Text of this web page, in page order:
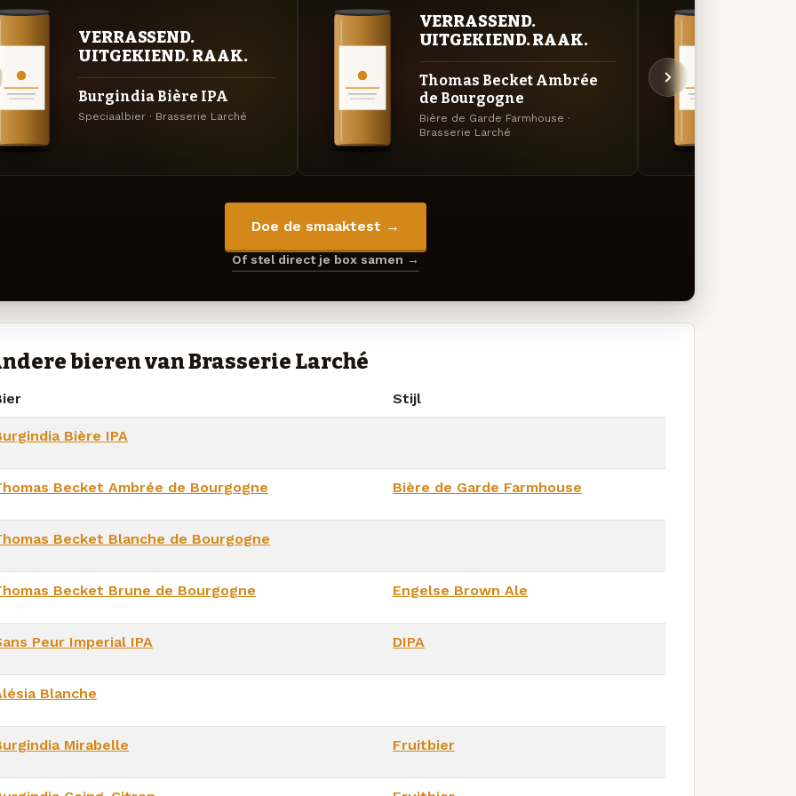
VERRASSEND.
UITGEKIEND. RAAK.
Burgindia Bière IPA
Speciaalbier · Brasserie Larché
VERRASSEND.
UITGEKIEND. RAAK.
Thomas Becket Ambrée
de Bourgogne
Bière de Garde Farmhouse ·
Brasserie Larché
Doe de smaaktest →
Of stel direct je box samen →
bieren van Brasserie Larché
Stijl
Bière IPA
Becket Ambrée de Bourgogne Bière de Garde Farmhouse
Becket Blanche de Bourgogne
Becket Brune de Bourgogne Engelse Brown Ale
Peur Imperial IPA DIPA
Blanche
Mirabelle Fruitbier